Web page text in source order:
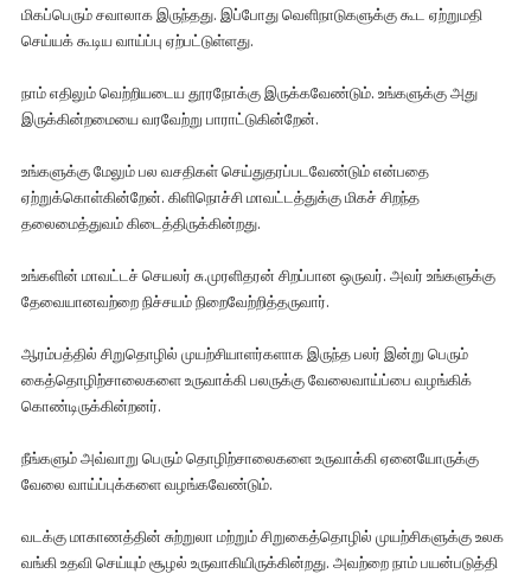
மிகப்பெரும் சவாலாக இருந்தது. இப்போது வெளிநாடுகளுக்கு கூட ஏற்றுமதி
செய்யக் கூடிய வாய்ப்பு ஏற்பட்டுள்ளது.
நாம் எதிலும் வெற்றியடைய தூரநோக்கு இருக்கவேண்டும். உங்களுக்கு அது
இருக்கின்றமையை வரவேற்று பாராட்டுகின்றேன்.
உங்களுக்கு மேலும் பல வசதிகள் செய்துதரப்படவேண்டும் என்பதை
ஏற்றுக்கொள்கின்றேன். கிளிநொச்சி மாவட்டத்துக்கு மிகச் சிறந்த
தலைமைத்துவம் கிடைத்திருக்கின்றது.
உங்களின் மாவட்டச் செயலர் சு.முரளிதரன் சிறப்பான ஒருவர். அவர் உங்களுக்கு
தேவையானவற்றை நிச்சயம் நிறைவேற்றித்தருவார்.
ஆரம்பத்தில் சிறுதொழில் முயற்சியாளர்களாக இருந்த பலர் இன்று பெரும்
கைத்தொழிற்சாலைகளை உருவாக்கி பலருக்கு வேலைவாய்ப்பை வழங்கிக்
கொண்டிருக்கின்றனர்.
நீங்களும் அவ்வாறு பெரும் தொழிற்சாலைகளை உருவாக்கி ஏனையோருக்கு
வேலை வாய்ப்புக்களை வழங்கவேண்டும்.
வடக்கு மாகாணத்தின் சுற்றுலா மற்றும் சிறுகைத்தொழில் முயற்சிகளுக்கு உலக
வங்கி உதவி செய்யும் சூழல் உருவாகியிருக்கின்றது. அவற்றை நாம் பயன்படுத்தி